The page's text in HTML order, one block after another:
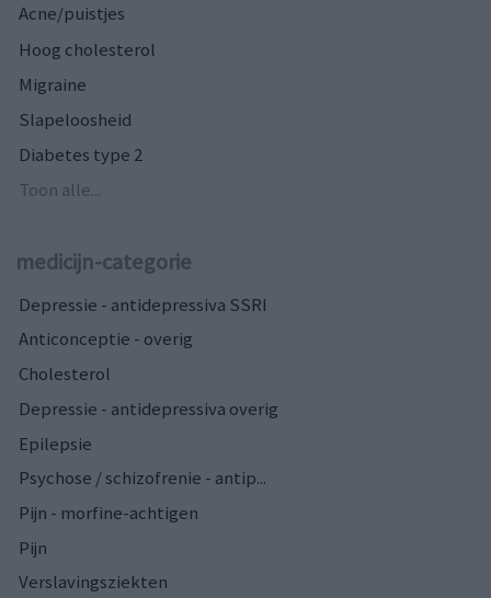
Acne/puistjes
Hoog cholesterol
Migraine
Slapeloosheid
Diabetes type 2
Toon alle...
medicijn-categorie
Depressie - antidepressiva SSRI
Anticonceptie - overig
Cholesterol
Depressie - antidepressiva overig
Epilepsie
Psychose / schizofrenie - antip...
Pijn - morfine-achtigen
Pijn
Verslavingsziekten